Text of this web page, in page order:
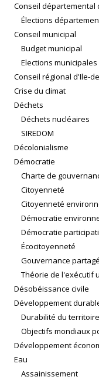
Conseil départemental
Élections
Conseil municipal
Budget municipal
Elections municipales
Conseil régional d'Ile-
Crise du climat
Déchets
Déchets nucléaires
SIREDOM
Décolonialisme
Démocratie
Charte de
Citoyenneté
Citoyenneté
Démocratie
Démocratie
Écocitoyenneté
Gouvernance
Théorie de l'exécutif
Désobéissance civile
Développement
Durabilité du territoire
Objectifs mondiaux
Développement
Eau
Assainissement